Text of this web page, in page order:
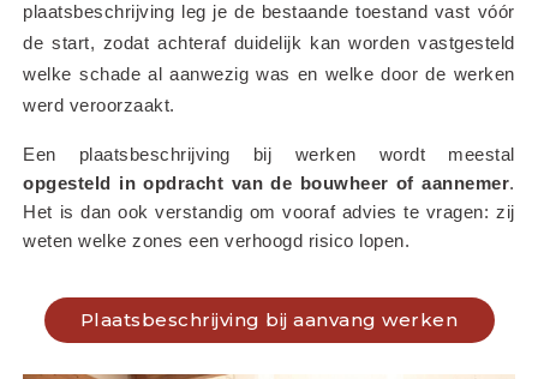
plaatsbeschrijving leg je de bestaande toestand vast vóór
de start, zodat achteraf duidelijk kan worden vastgesteld
welke schade al aanwezig was en welke door de werken
werd veroorzaakt.
opgesteld in opdracht van de bouwheer of aannemer.
Het is dan ook verstandig om vooraf advies te vragen: zij
weten welke zones een verhoogd risico lopen.
Plaatsbeschrijving bij aanvang werken